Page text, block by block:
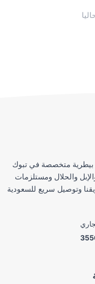
بيطرية متخصصة في تبوك
والحلال ومستلزمات
وتوصيل سريع للسعودية